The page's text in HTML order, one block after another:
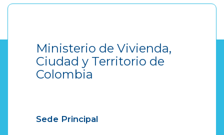
Ministerio de Vivienda,
Ciudad y Territorio de
Colombia
Sede Principal